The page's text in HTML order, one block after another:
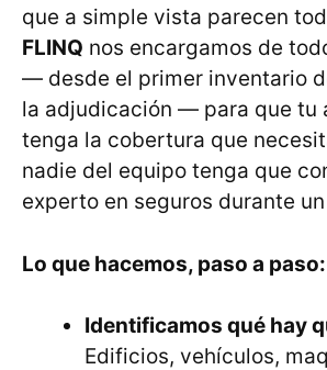
que a simple vista parecen
FLINQ nos encargamos de
— desde el primer inventario
la adjudicación — para que tu
tenga la cobertura que
nadie del equipo tenga que
experto en seguros durante
Lo que hacemos, paso a paso:
Identificamos qué hay
Edificios, vehículos,